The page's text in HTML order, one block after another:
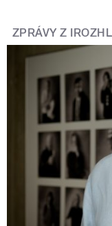
ZPRÁVY Z